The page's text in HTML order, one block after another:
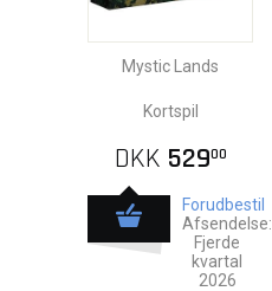
Mystic Lands
Kortspil
DKK 52900
Forudbestil
Afsendelse:
Fjerde
kvartal
2026